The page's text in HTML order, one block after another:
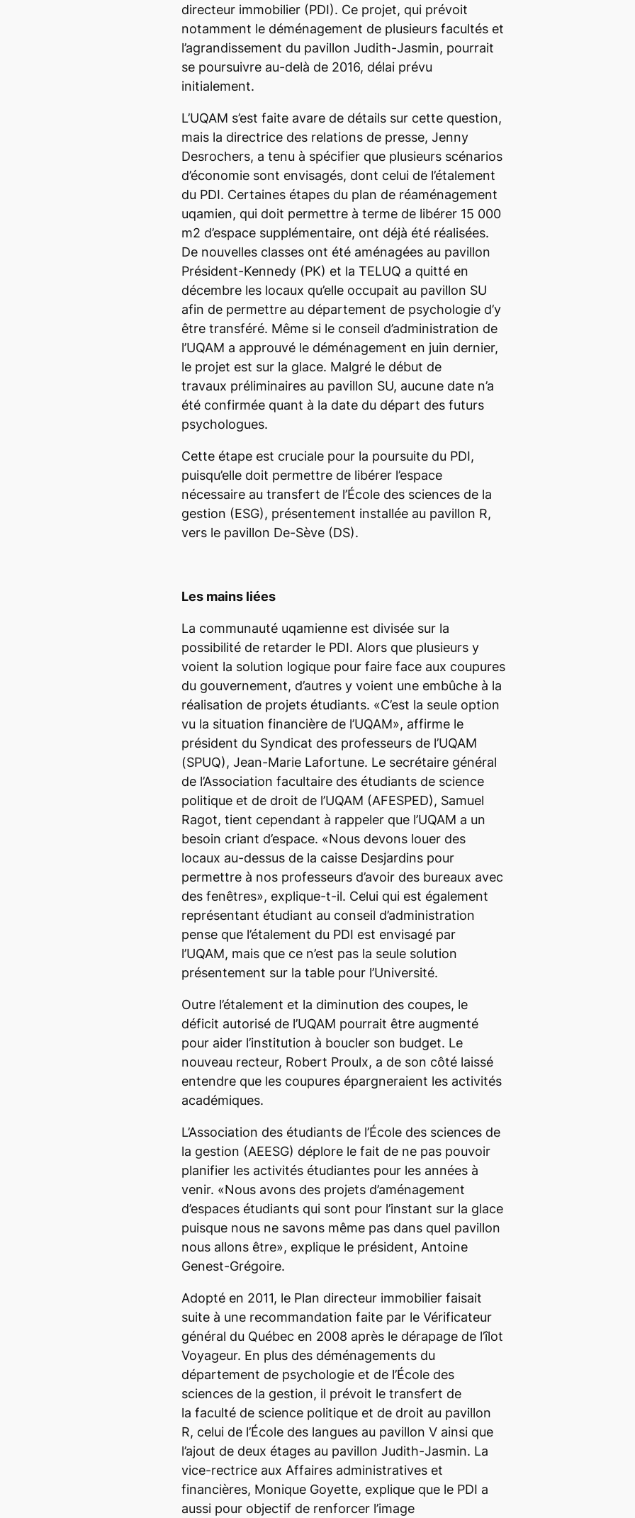
directeur immobilier (PDI). Ce projet, qui prévoit
notamment le déménagement de plusieurs facultés et
l’agrandissement du pavillon Judith-Jasmin, pourrait
se poursuivre au-delà de 2016, délai prévu
initialement.
L’UQAM s’est faite avare de détails sur cette question,
mais la directrice des relations de presse, Jenny
Desrochers, a tenu à spécifier que plusieurs scénarios
d’économie sont envisagés, dont celui de l’étalement
du PDI. Certaines étapes du plan de réaménagement
uqamien, qui doit permettre à terme de libérer 15 000
m2 d’espace supplémentaire, ont déjà été réalisées.
De nouvelles classes ont été aménagées au pavillon
Président-Kennedy (PK) et la TELUQ a quitté en
décembre les locaux qu’elle occupait au pavillon SU
afin de permettre au département de psychologie d’y
être transféré. Même si le conseil d’administration de
l’UQAM a approuvé le déménagement en juin dernier,
le projet est sur la glace. Malgré le début de
travaux préliminaires au pavillon SU, aucune date n’a
été confirmée quant à la date du départ des futurs
psychologues.
Cette étape est cruciale pour la poursuite du PDI,
puisqu’elle doit permettre de libérer l’espace
nécessaire au transfert de l’École des sciences de la
gestion (ESG), présentement installée au pavillon R,
vers le pavillon De-Sève (DS).
Les mains liées
La communauté uqamienne est divisée sur la
possibilité de retarder le PDI. Alors que plusieurs y
voient la solution logique pour faire face aux coupures
du gouvernement, d’autres y voient une embûche à la
réalisation de projets étudiants. «C’est la seule option
vu la situation financière de l’UQAM», affirme le
président du Syndicat des professeurs de l’UQAM
(SPUQ), Jean-Marie Lafortune. Le secrétaire général
de l’Association facultaire des étudiants de science
politique et de droit de l’UQAM (AFESPED), Samuel
Ragot, tient cependant à rappeler que l’UQAM a un
besoin criant d’espace. «Nous devons louer des
locaux au-dessus de la caisse Desjardins pour
permettre à nos professeurs d’avoir des bureaux avec
des fenêtres», explique-t-il. Celui qui est également
représentant étudiant au conseil d’administration
pense que l’étalement du PDI est envisagé par
l’UQAM, mais que ce n’est pas la seule solution
présentement sur la table pour l’Université.
Outre l’étalement et la diminution des coupes, le
déficit autorisé de l’UQAM pourrait être augmenté
pour aider l’institution à boucler son budget. Le
nouveau recteur, Robert Proulx, a de son côté laissé
entendre que les coupures épargneraient les activités
académiques.
L’Association des étudiants de l’École des sciences de
la gestion (AEESG) déplore le fait de ne pas pouvoir
planifier les activités étudiantes pour les années à
venir. «Nous avons des projets d’aménagement
d’espaces étudiants qui sont pour l’instant sur la glace
puisque nous ne savons même pas dans quel pavillon
nous allons être», explique le président, Antoine
Genest-Grégoire.
Adopté en 2011, le Plan directeur immobilier faisait
suite à une recommandation faite par le Vérificateur
général du Québec en 2008 après le dérapage de l’îlot
Voyageur. En plus des déménagements du
département de psychologie et de l’École des
sciences de la gestion, il prévoit le transfert de
la faculté de science politique et de droit au pavillon
R, celui de l’École des langues au pavillon V ainsi que
l’ajout de deux étages au pavillon Judith-Jasmin. La
vice-rectrice aux Affaires administratives et
financières, Monique Goyette, explique que le PDI a
aussi pour objectif de renforcer l’image